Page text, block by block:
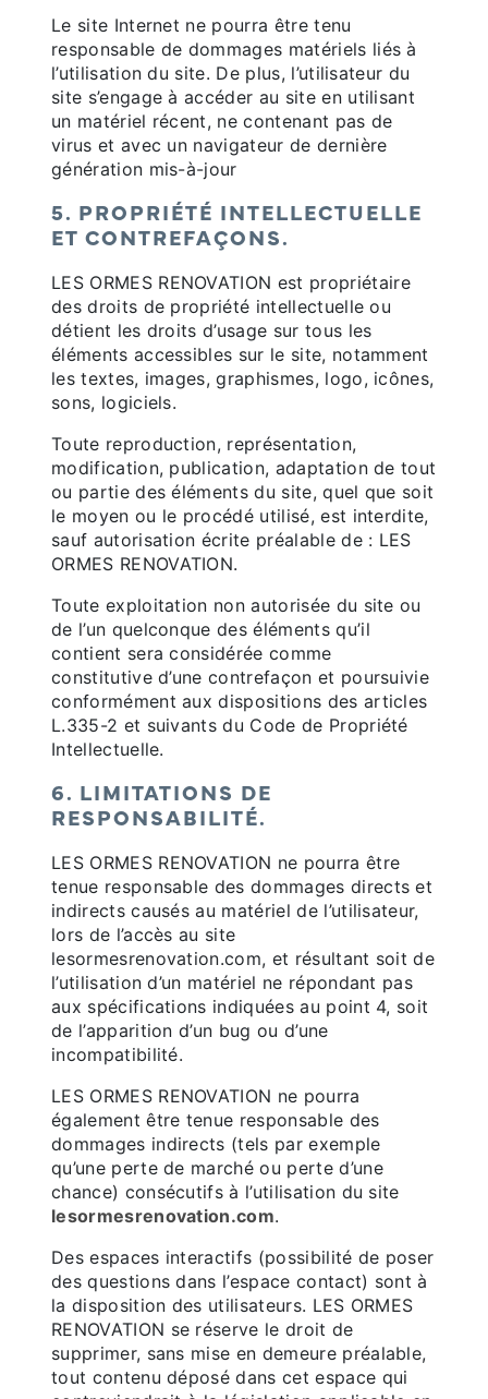
Le site Internet ne pourra être tenu
responsable de dommages matériels liés à
l’utilisation du site. De plus, l’utilisateur du
site s’engage à accéder au site en utilisant
un matériel récent, ne contenant pas de
virus et avec un navigateur de dernière
génération mis-à-jour
5. PROPRIÉTÉ INTELLECTUELLE
ET CONTREFAÇONS.
LES ORMES RENOVATION est propriétaire
des droits de propriété intellectuelle ou
détient les droits d’usage sur tous les
éléments accessibles sur le site, notamment
les textes, images, graphismes, logo, icônes,
sons, logiciels.
Toute reproduction, représentation,
modification, publication, adaptation de tout
ou partie des éléments du site, quel que soit
le moyen ou le procédé utilisé, est interdite,
sauf autorisation écrite préalable de : LES
ORMES RENOVATION.
Toute exploitation non autorisée du site ou
de l’un quelconque des éléments qu’il
contient sera considérée comme
constitutive d’une contrefaçon et poursuivie
conformément aux dispositions des articles
L.335-2 et suivants du Code de Propriété
Intellectuelle.
6. LIMITATIONS DE
RESPONSABILITÉ.
LES ORMES RENOVATION ne pourra être
tenue responsable des dommages directs et
indirects causés au matériel de l’utilisateur,
lors de l’accès au site
lesormesrenovation.com, et résultant soit de
l’utilisation d’un matériel ne répondant pas
aux spécifications indiquées au point 4, soit
de l’apparition d’un bug ou d’une
incompatibilité.
LES ORMES RENOVATION ne pourra
également être tenue responsable des
dommages indirects (tels par exemple
qu’une perte de marché ou perte d’une
chance) consécutifs à l’utilisation du site
lesormesrenovation.com.
Des espaces interactifs (possibilité de poser
des questions dans l’espace contact) sont à
la disposition des utilisateurs. LES ORMES
RENOVATION se réserve le droit de
supprimer, sans mise en demeure préalable,
tout contenu déposé dans cet espace qui